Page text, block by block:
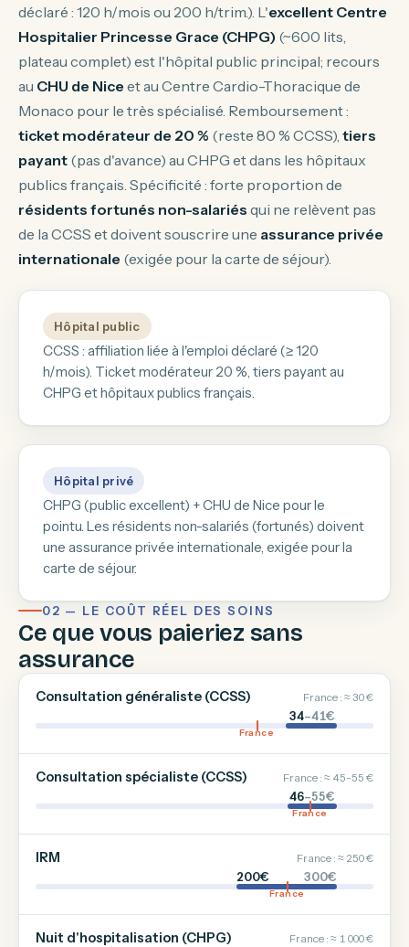
déclaré : 120 h/mois ou 200 h/trim.). L'excellent Centre
Hospitalier Princesse Grace (CHPG) (~600 lits,
plateau complet) est l'hôpital public principal; recours
au CHU de Nice et au Centre Cardio-Thoracique de
Monaco pour le très spécialisé. Remboursement :
ticket modérateur de 20 % (reste 80 % CCSS), tiers
payant (pas d'avance) au CHPG et dans les hôpitaux
publics français. Spécificité : forte proportion de
résidents fortunés non-salariés qui ne relèvent pas
de la CCSS et doivent souscrire une assurance privée
internationale (exigée pour la carte de séjour).
Hôpital public
CCSS : affiliation liée à l'emploi déclaré (≥ 120
h/mois). Ticket modérateur 20 %, tiers payant au
CHPG et hôpitaux publics français.
Hôpital privé
CHPG (public excellent) + CHU de Nice pour le
pointu. Les résidents non-salariés (fortunés) doivent
une assurance privée internationale, exigée pour la
carte de séjour.
02 — LE COÛT RÉEL DES SOINS
Ce que vous paieriez sans
assurance
Consultation généraliste (CCSS) France : ≈ 30 €
34–41€
France
Consultation spécialiste (CCSS) France : ≈ 45-55 €
46–55€
France
IRM France : ≈ 250 €
200€ 300€
France
Nuit d'hospitalisation (CHPG) France : ≈ 1 000 €